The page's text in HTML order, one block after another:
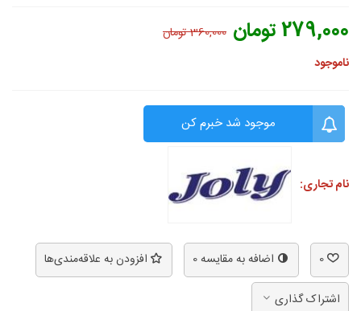
279,000 تومان
360,000 تومان
ناموجود
موجود شد خبرم کن
نام تجاری:
0 اضافه به مقایسه0 افزودن به علاقه‌مندی‌ها
اشتراک گذاری